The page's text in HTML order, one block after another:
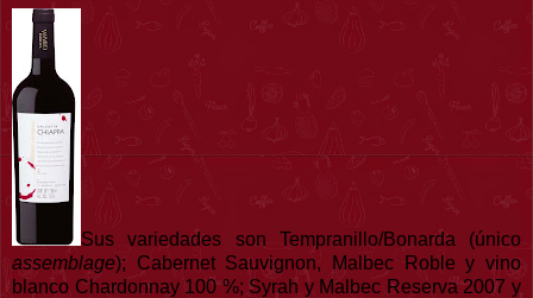
Sus variedades son Tempranillo/Bonarda (único
assemblage); Cabernet Sauvignon, Malbec Roble y vino
blanco Chardonnay 100 %; Syrah y Malbec Reserva 2007 y